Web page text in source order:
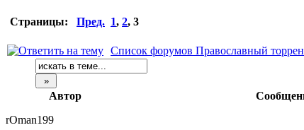
Страницы: Пред. 1, 2, 3
Список форумов Православный
Автор
rOman199